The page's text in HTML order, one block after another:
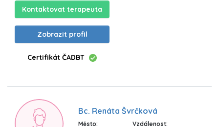
Kontaktovat terapeuta
Zobrazit profil
Certifikát ČADBT
Bc. Renáta Švrčková
Město: Vzdálenost: